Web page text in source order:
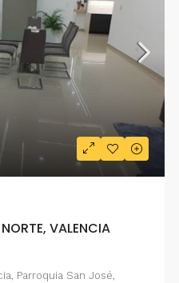
VALENCIA
Parroquia San José,